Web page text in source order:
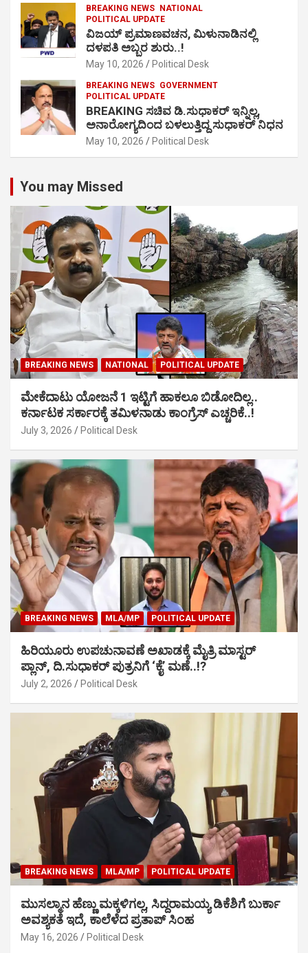
BREAKING NEWS
NATIONAL
POLITICAL UPDATE
ವಿಜಯ್ ಪ್ರಮಾಣವಚನ, ಮಿಳುನಾಡಿನಲ್ಲಿ
ದಳಪತಿ ಅಬ್ಬರ ಶುರು..!
May 10, 2026 Political Desk
BREAKING NEWS GOVERNMENT
POLITICAL UPDATE
BREAKING ಸಚಿವ ಡಿ.ಸುಧಾಕರ್ ಇನ್ನಿಲ್ಲ,
ಅನಾರೋಗ್ಯದಿಂದ ಬಳಲುತ್ತಿದ್ದ ಸುಧಾಕರ್ ನಿಧನ
May 10, 2026 Political Desk
You may Missed
BREAKING NEWS NATIONAL POLITICAL UPDATE
ಮೇಕೆದಾಟು ಯೋಜನೆ 1 ಇಟ್ಟಿಗೆ ಹಾಕಲೂ ಬಿಡೋದಿಲ್ಲ..
ಕರ್ನಾಟಕ ಸರ್ಕಾರಕ್ಕೆ ತಮಿಳನಾಡು ಕಾಂಗ್ರೆಸ್ ಎಚ್ಚರಿಕೆ..!
July 3, 2026 Political Desk
BREAKING NEWS MLA/MP POLITICAL UPDATE
ಹಿರಿಯೂರು ಉಪಚುನಾವಣೆ ಅಖಾಡಕ್ಕೆ ಮೈತ್ರಿ ಮಾಸ್ಟರ್
ಪ್ಲಾನ್, ದಿ.ಸುಧಾಕರ್ ಪುತ್ರನಿಗೆ ‘ಕೈ’ ಮಣೆ..!?
July 2, 2026 Political Desk
BREAKING NEWS MLA/MP POLITICAL UPDATE
ಮುಸಲ್ಮಾನ ಹೆಣ್ಣು ಮಕ್ಕಳಿಗಲ್ಲ, ಸಿದ್ದರಾಮಯ್ಯ ಡಿಕೆಶಿಗೆ ಬುರ್ಕಾ
ಅವಶ್ಯಕತೆ ಇದೆ, ಕಾಲೆಳೆದ ಪ್ರತಾಪ್ ಸಿಂಹ
May 16, 2026 Political Desk